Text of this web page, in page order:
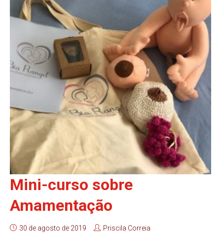
Mini-curso sobre
Amamentação
30 de agosto de 2019
Priscila Correia